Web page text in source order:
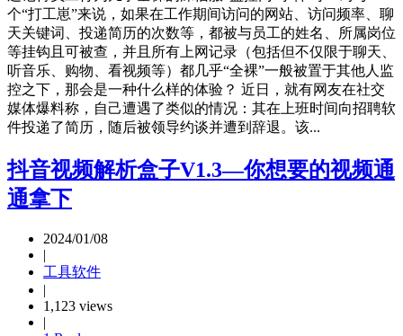
个“打工崽”来说，如果在工作期间访问的网站、访问频率、聊
天关键词、投递简历的次数等，都被与员工的姓名、所属岗位
等挂钩且可被查，并且所有上网记录（包括但不仅限于聊天、
听音乐、购物、看视频等）都几乎“全裸”一般被置于其他人监
控之下，那会是一种什么样的体验？ 近日，就有网友在社交
媒体爆料称，自己遭遇了类似的情况：其在上班时间向招聘软
件投递了简历，随后被领导约谈并遭到辞退。该...
抖音视频解析盒子V1.3—你想要的视频通
通拿下
2024/01/08
|
工具软件
|
1,123 views
|